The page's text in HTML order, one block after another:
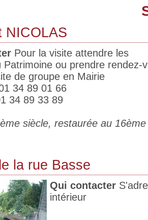
NICOLAS
Pour la visite attendre les
Patrimoine ou prendre rendez-
de groupe en Mairie
34 89 01 66
34 89 33 89
siècle, restaurée au 16ème
la rue Basse
Qui contacter
intérieur